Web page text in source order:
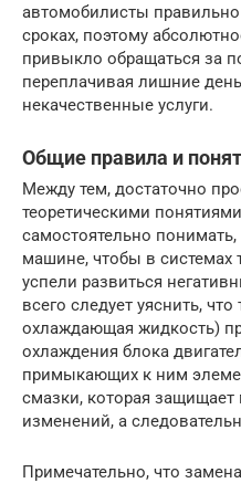
автомобилисты правильно
сроках, поэтому
привыкло обращаться за
переплачивая лишние
некачественные услуги.
Общие правила и
Между тем, достаточно
теоретическими
самостоятельно
машине, чтобы в системах
успели развиться
всего следует уяснить,
охлаждающая жидкость)
охлаждения блока
примыкающих к ним
смазки, которая
изменений, а
Примечательно, что